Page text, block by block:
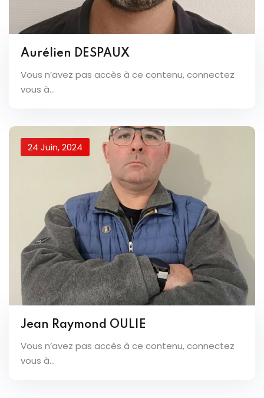
Aurélien DESPAUX
Vous n’avez pas accès à ce contenu, connectez
vous à...
24 Juin, 2024
Jean Raymond OULIE
Vous n’avez pas accès à ce contenu, connectez
vous à...